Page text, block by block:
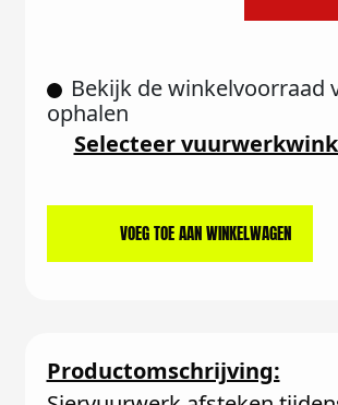
Bekijk de winkelvoorraad
ophalen
Selecteer
VOEG TOE AAN WINKELWAGEN
Productomschrijving: